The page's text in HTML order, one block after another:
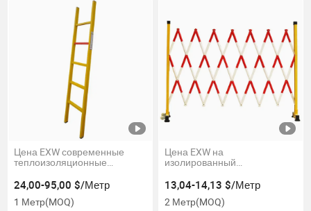
Цена EXW современные
теплоизоляционные
лестницы, наружные
платформенные проходные
лестницы
24,00-95,00 $/Метр
1 Метр(MOQ)
Цена EXW на
изолированный
телескопический забор,
расширяемый забор
13,04-14,13 $/Метр
2 Метр(MOQ)